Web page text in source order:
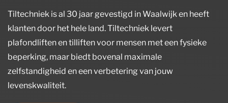
Tiltechniek is al 30 jaar gevestigd in Waalwijk en heeft
klanten door het hele land. Tiltechniek levert
plafondliften en tilliften voor mensen met een fysieke
beperking, maar biedt bovenal maximale
zelfstandigheid en een verbetering van jouw
levenskwaliteit.